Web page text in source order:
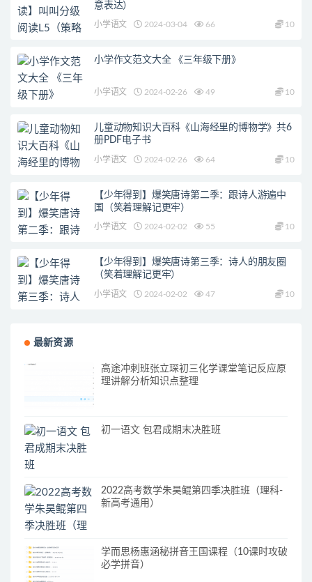
意表达）
小学语文 2024-03-04 66 10
小学作文范文大全 《三年级下册》
小学语文 2024-02-26 49 10
儿童动物知识大百科《山海经里的博物学》共6
册PDF电子书
小学语文 2024-02-26 64 10
【少年得到】爆笑唐诗第二季：跟诗人游遍中
国（笑着理解记更牢）
小学语文 2024-02-02 55 10
【少年得到】爆笑唐诗第三季：诗人的朋友圈
（笑着理解记更牢）
小学语文 2024-02-02 47 10
最新资源
高途冲刺班张立琛初三化学课堂笔记反应原
理讲解分析知识点整理
初一语文 包君成期末决胜班
2022高考数学朱昊鲲第四季决胜班（理科-
新高考通用）
学而思杨惠涵秘拼音王国课程（10课时攻破
必学拼音）